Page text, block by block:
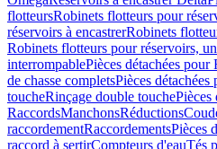
flotteursRobinets flotteurs pour
réservoirs à encastrerRobinets
Robinets flotteurs pour réservoirs,
interrompablePièces détachées
de chasse completsPièces détachées
toucheRinçage double touchePièces
RaccordsManchonsRéductions
raccordementRaccordementsPièces
raccord à sertirCompteurs d'eauTés